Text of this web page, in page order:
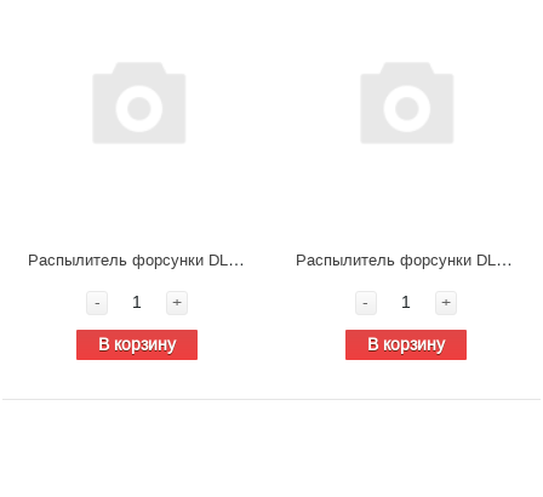
Распылитель форсунки DLLA 150P193
-
+
В корзину
Распылитель форсунки DL150P224
-
+
В корзину